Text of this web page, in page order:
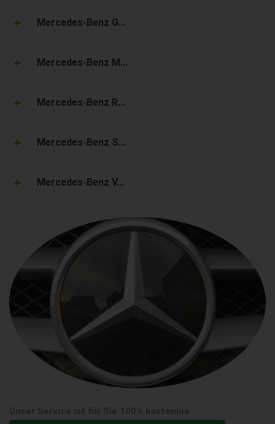
Mercedes-Benz G...
Mercedes-Benz M...
Mercedes-Benz R...
Mercedes-Benz S...
Mercedes-Benz V...